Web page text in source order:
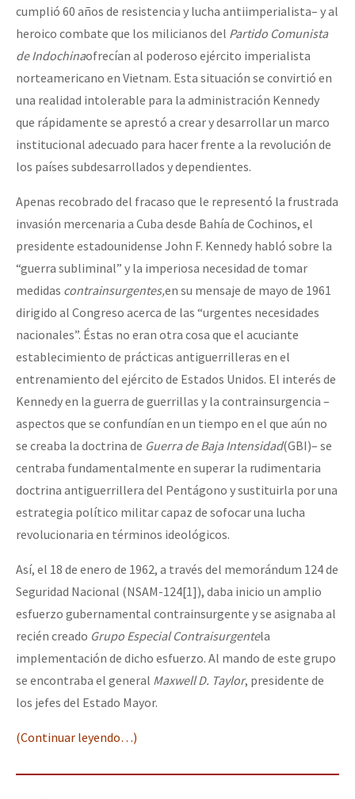
cumplió 60 años de resistencia y lucha antiimperialista– y al
heroico combate que los milicianos del Partido Comunista
de Indochinaofrecían al poderoso ejército imperialista
norteamericano en Vietnam. Esta situación se convirtió en
una realidad intolerable para la administración Kennedy
que rápidamente se aprestó a crear y desarrollar un marco
institucional adecuado para hacer frente a la revolución de
los países subdesarrollados y dependientes.
Apenas recobrado del fracaso que le representó la frustrada
invasión mercenaria a Cuba desde Bahía de Cochinos, el
presidente estadounidense John F. Kennedy habló sobre la
“guerra subliminal” y la imperiosa necesidad de tomar
medidas contrainsurgentes,en su mensaje de mayo de 1961
dirigido al Congreso acerca de las “urgentes necesidades
nacionales”. Éstas no eran otra cosa que el acuciante
establecimiento de prácticas antiguerrilleras en el
entrenamiento del ejército de Estados Unidos. El interés de
Kennedy en la guerra de guerrillas y la contrainsurgencia –
aspectos que se confundían en un tiempo en el que aún no
se creaba la doctrina de Guerra de Baja Intensidad(GBI)– se
centraba fundamentalmente en superar la rudimentaria
doctrina antiguerrillera del Pentágono y sustituirla por una
estrategia político militar capaz de sofocar una lucha
revolucionaria en términos ideológicos.
Así, el 18 de enero de 1962, a través del memorándum 124 de
Seguridad Nacional (NSAM-124[1]), daba inicio un amplio
esfuerzo gubernamental contrainsurgente y se asignaba al
recién creado Grupo Especial Contraisurgentela
implementación de dicho esfuerzo. Al mando de este grupo
se encontraba el general Maxwell D. Taylor, presidente de
los jefes del Estado Mayor.
(Continuar leyendo…)